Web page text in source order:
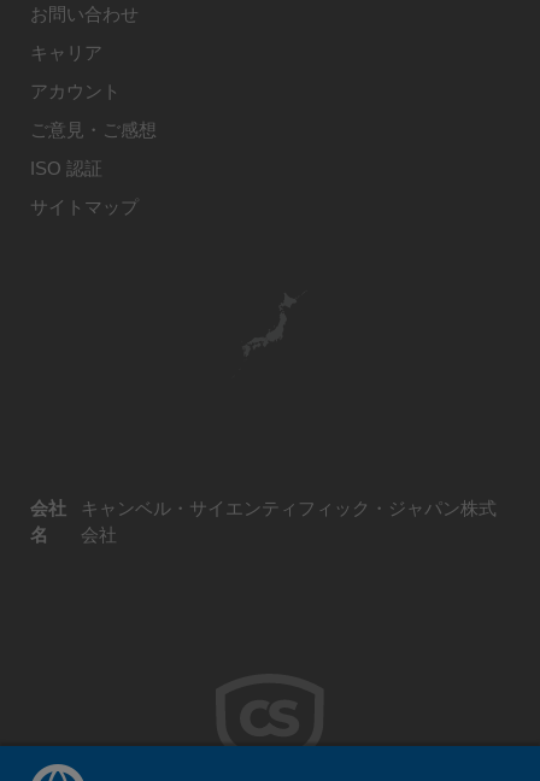
お問い合わせ
キャリア
アカウント
ご意見・ご感想
ISO 認証
サイトマップ
会社
名
キャンベル・サイエンティフィック・ジャパン株式
会社